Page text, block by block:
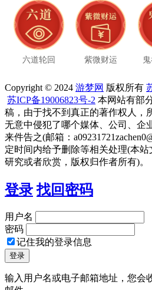
六道轮回 紫微财运
Copyright © 2024 游梦网 版权所有
苏ICP备19006823号-2 本网站有部
稿，由于找不到真正的著作权人，
无意中侵犯了哪个媒体、公司、企
来件告之(邮箱：
定时间内给予删除等相关处理(本站
研究或者欣赏，版权归作者所有)。
登录 找回密码
用户名
密码
记住我的登录信息
输入用户名或电子邮箱地址，您会